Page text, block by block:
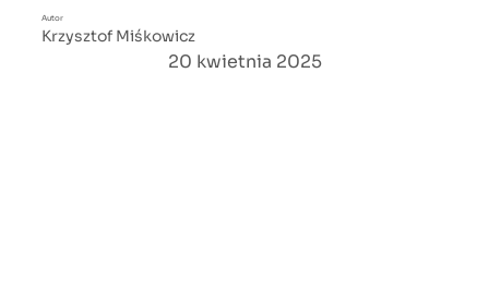
Autor
Krzysztof Miśkowicz
20 kwietnia 2025